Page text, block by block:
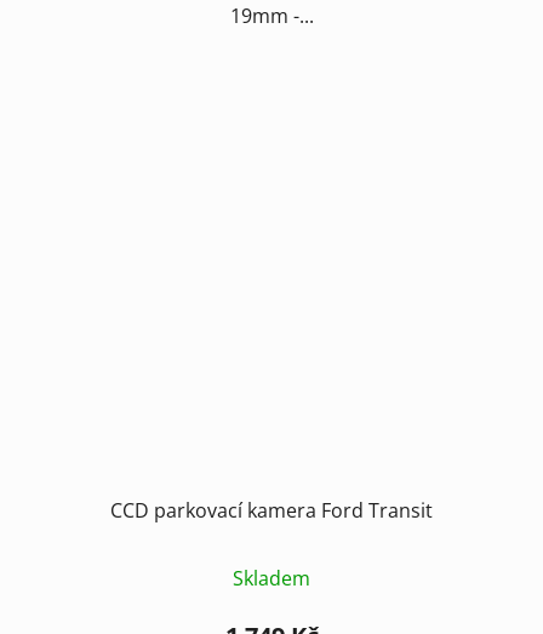
19mm -...
CCD parkovací kamera Ford Transit
Skladem